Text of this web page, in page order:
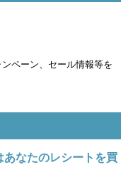
ペーン、セール情報等を
あなたのレシートを買